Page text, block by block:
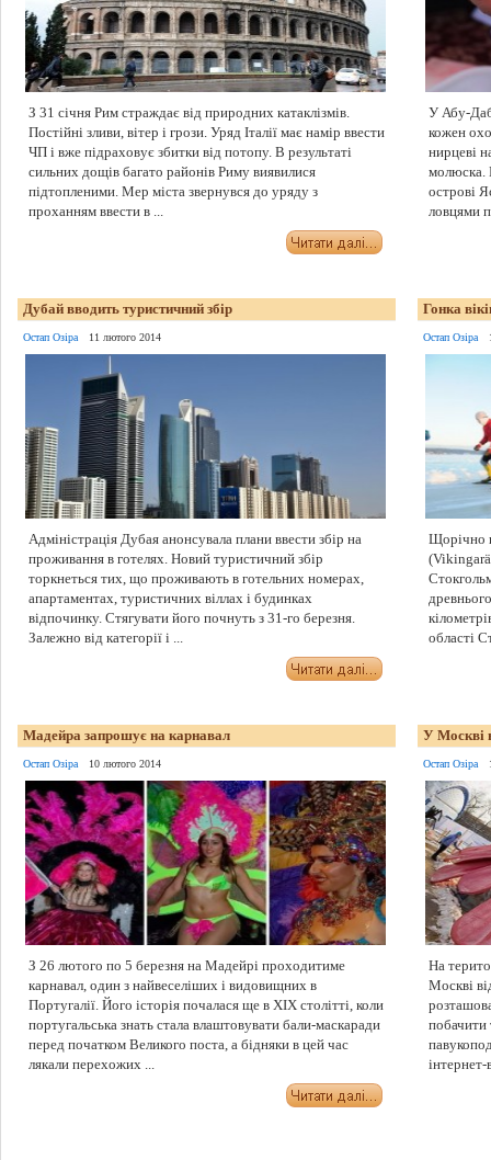
З 31 січня Рим страждає від природних катаклізмів.
Постійні зливи, вітер і грози. Уряд Італії має намір ввести
ЧП і вже підраховує збитки від потопу. В результаті
сильних дощів багато районів Риму виявилися
підтопленими. Мер міста звернувся до уряду з
проханням ввести в ...
У Абу-
кожен
нирцеві
молюска.
острові
ловцями
Дубай вводить туристичний збір
Остап Озіра 11 лютого 2014
Адміністрація Дубая анонсувала плани ввести збір на
проживання в готелях. Новий туристичний збір
торкнеться тих, що проживають в готельних номерах,
апартаментах, туристичних віллах і будинках
відпочинку. Стягувати його почнуть з 31-го березня.
Залежно від категорії і ...
Гонка
Остап Озіра
Щорічно
області
Мадейра запрошує на карнавал
Остап Озіра 10 лютого 2014
З 26 лютого по 5 березня на Мадейрі проходитиме
карнавал, один з найвеселіших і видовищних в
Португалії. Його історія почалася ще в XIX столітті, коли
португальська знать стала влаштовувати бали-маскаради
перед початком Великого поста, а бідняки в цей час
лякали перехожих ...
У Москві
Остап Озіра
На
Москві
побачити